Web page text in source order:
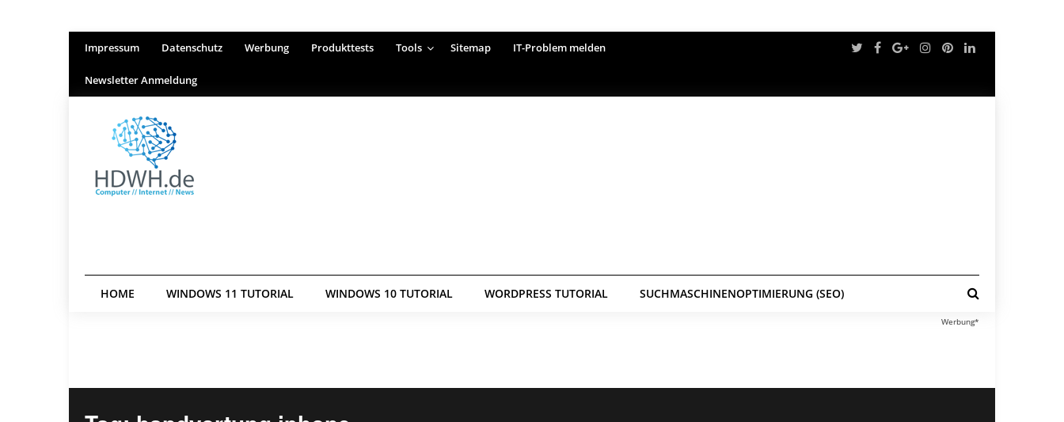
Impressum Datenschutz Werbung Produkttests Tools Sitemap IT-Problem melden
Newsletter Anmeldung
HOME WINDOWS 11 TUTORIAL WINDOWS 10 TUTORIAL WORDPRESS TUTORIAL SUCHMASCHINENOPTIMIERUNG (SEO)
Werbung*